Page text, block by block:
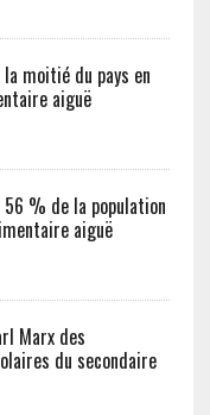
la moitié du pays en
aiguë
56 % de la population
aiguë
Marx des
du secondaire